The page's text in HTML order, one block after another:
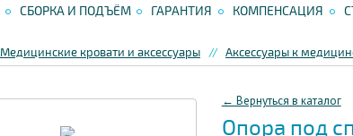
СБОРКА И ПОДЪЁМ ГАРАНТИЯ КОМПЕНСАЦИЯ
Медицинские кровати и аксессуары Аксессуары к
← Вернуться в каталог
Опора под